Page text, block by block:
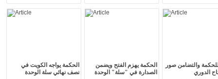
الحكمة يواجه الكويت في
نصف نهائي سلة الوحدة
الحكمة يهزم الفتح ويضمن
الصدارة في "سلة" الوحدة
والتضامن صور
الدوري